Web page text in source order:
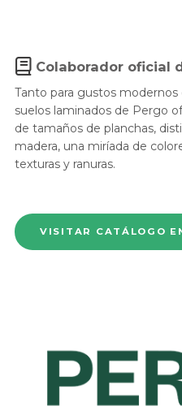
Colaborador oficial
Tanto para gustos modernos
suelos laminados de Pergo
de tamaños de planchas,
madera, una miríada de
texturas y ranuras.
VISITAR CATÁLOGO